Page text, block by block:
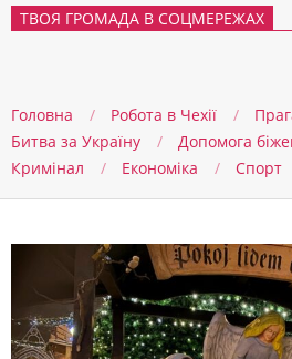
ТВОЯ ГРОМАДА В СОЦМЕРЕЖАХ
Головна Робота в Чехії
Битва за Україну
Допомога
Кримінал
Економіка Спорт